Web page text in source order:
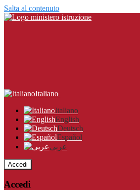
Salta al contenuto
Italiano
Italiano
English
Deutsch
Español
عربى
Accedi
Accedi